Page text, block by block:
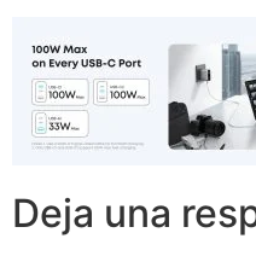
Deja una